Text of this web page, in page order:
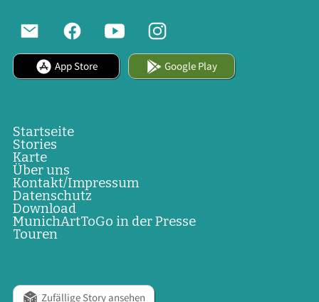
App Store Google Play
Startseite
Stories
Karte
Über uns
Kontakt/Impressum
Datenschutz
Download
MunichArtToGo in der Presse
Touren
Zufällige Story ansehen